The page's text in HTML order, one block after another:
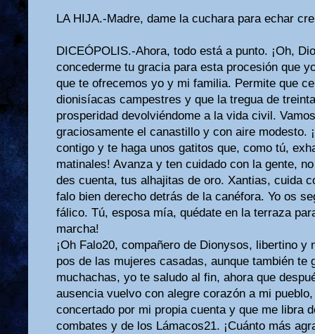
LA HIJA.-Madre, dame la cuchara para echar
DICEÓPOLIS.-Ahora, todo está a punto. ¡Oh,
concederme tu gracia para esta procesión que
que te ofrecemos yo y mi familia. Permite que
dionisíacas cam­pestres y que la tregua de
prosperidad devolviéndome a la vida civil.
graciosamente el canastillo y con aire modesto.
contigo y te haga unos gatitos que, como tú,
matinales! Avanza y ten cuidado con la gente,
des cuenta, tus alhajitas de oro. Xantias, cuida
falo bien derecho detrás de la canéfora. Yo os
fálico. Tú, esposa mía, quédate en la terraza
marcha!
¡Oh Falo20, compañero de Dionysos, libertino y
pos de las mujeres casadas, aunque también te
muchachas, yo te saludo al fin, ahora que
ausencia vuelvo con alegre corazón a mi
concertado por mi propia cuenta y que me libra
combates y de los Lámacos21. ¡Cuánto más